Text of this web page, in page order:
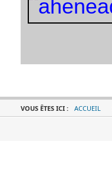
VOUS ÊTES ICI : ACCUEIL